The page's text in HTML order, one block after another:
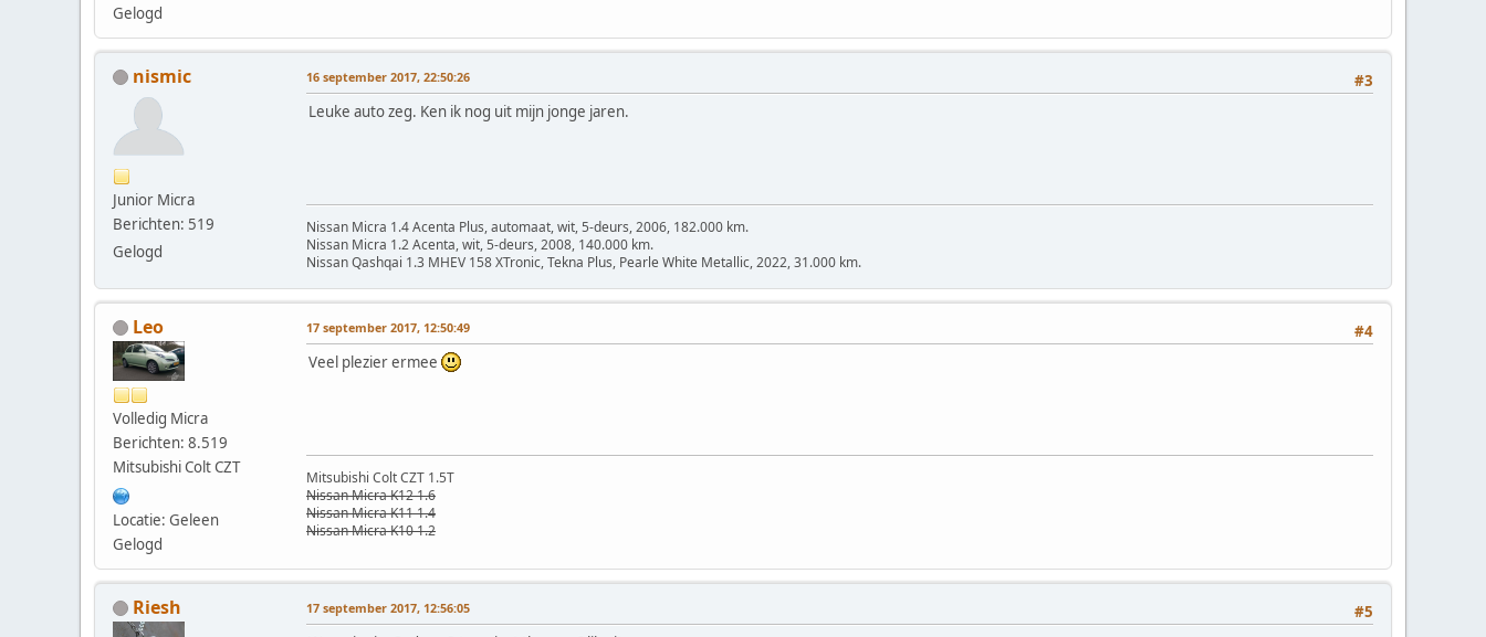
Gelogd
nismic
Junior Micra
Berichten: 519
Gelogd
#3
16 september 2017, 22:50:26
Leuke auto zeg. Ken ik nog uit mijn jonge jaren.
Nissan Micra 1.4 Acenta Plus, automaat, wit, 5-deurs, 2006, 182.000 km.
Nissan Micra 1.2 Acenta, wit, 5-deurs, 2008, 140.000 km.
Nissan Qashqai 1.3 MHEV 158 XTronic, Tekna Plus, Pearle White Metallic, 2022, 31.000 km.
Leo
Volledig Micra
Berichten: 8.519
Mitsubishi Colt CZT
Locatie: Geleen
Gelogd
#4
17 september 2017, 12:50:49
Veel plezier ermee
Mitsubishi Colt CZT 1.5T
Nissan Micra K12 1.6
Nissan Micra K11 1.4
Nissan Micra K10 1.2
Riesh #5
17 september 2017, 12:56:05